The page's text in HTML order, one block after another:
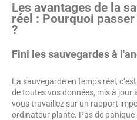
Les avantages de la
réel : Pourquoi
?
Fini les sauvegardes à
La sauvegarde en temps réel,
de toutes vos données, mis à jour
vous travaillez sur un rapport
ordinateur plante. Pas de panique